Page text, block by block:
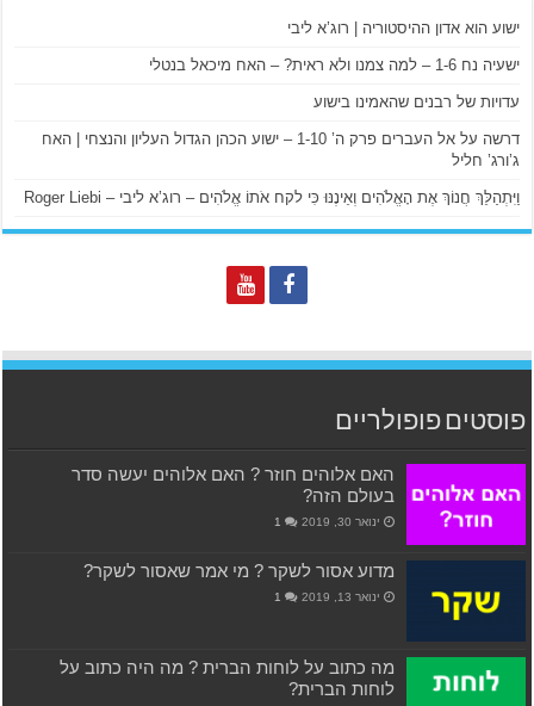
ישוע הוא אדון ההיסטוריה | רוג’א ליבי
ישעיה נח 1-6 – למה צמנו ולא ראית? – האח מיכאל בנטלי
עדויות של רבנים שהאמינו בישוע
דרשה על אל העברים פרק ה’ 1-10 – ישוע הכהן הגדול העליון והנצחי | האח
ג’ורג’ חליל
וַיִּתְהַלֵּךְ חֲנוֹךְ אֶת הָאֱלֹהִים וְאֵינֶנּוּ כִּי לקח אֹתוֹ אֱלֹהִים – רוג’א ליבי – Roger Liebi
פוסטים פופולריים
האם אלוהים חוזר ? האם אלוהים יעשה סדר
בעולם הזה?
ינואר 30, 2019 1
מדוע אסור לשקר ? מי אמר שאסור לשקר?
ינואר 13, 2019 1
מה כתוב על לוחות הברית ? מה היה כתוב על
לוחות הברית?